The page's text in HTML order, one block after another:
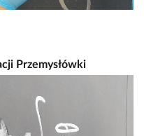
Przemysłówki